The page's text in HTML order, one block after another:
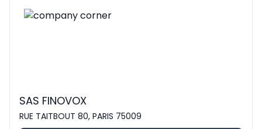
SAS FINOVOX
RUE TAITBOUT 80, PARIS 75009